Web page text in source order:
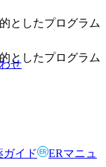
としたプログラム
せ
としたプログラム
ガイド
ERマニュ